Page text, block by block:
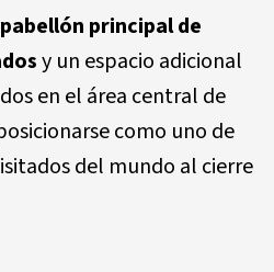
principal de
y un espacio adicional
en el área central de
como uno de
del mundo al cierre